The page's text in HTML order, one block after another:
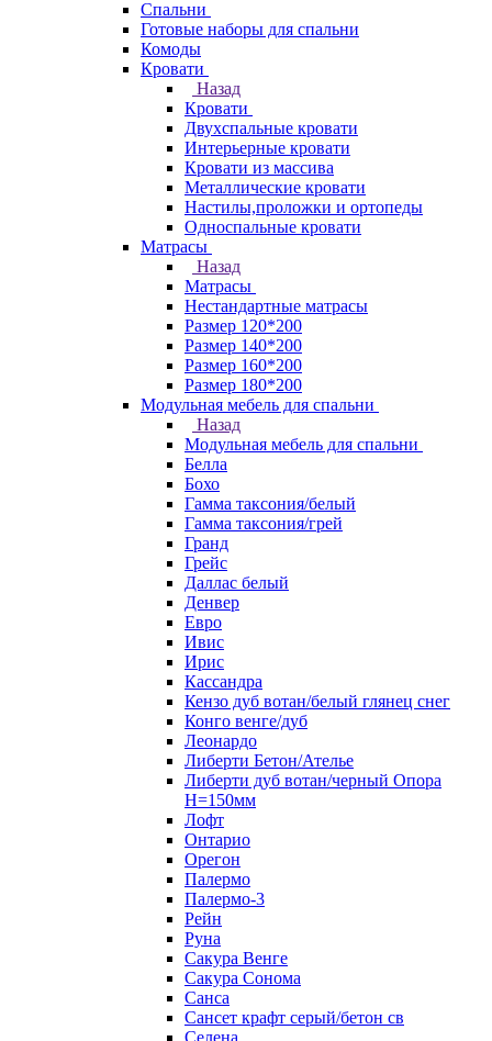
Спальни
Готовые наборы для спальни
Комоды
Кровати
Назад
Кровати
Двухспальные кровати
Интерьерные кровати
Кровати из массива
Металлические кровати
Настилы,проложки и ортопеды
Односпальные кровати
Матрасы
Назад
Матрасы
Нестандартные матрасы
Размер 120*200
Размер 140*200
Размер 160*200
Размер 180*200
Модульная мебель для спальни
Назад
Модульная мебель для спальни
Белла
Бохо
Гамма таксония/белый
Гамма таксония/грей
Гранд
Грейс
Даллас белый
Денвер
Евро
Ивис
Ирис
Кассандра
Кензо дуб вотан/белый глянец снег
Конго венге/дуб
Леонардо
Либерти Бетон/Ателье
Либерти дуб вотан/черный Опора
Н=150мм
Лофт
Онтарио
Орегон
Палермо
Палермо-3
Рейн
Руна
Сакура Венге
Сакура Сонома
Санса
Сансет крафт серый/бетон св
Селена